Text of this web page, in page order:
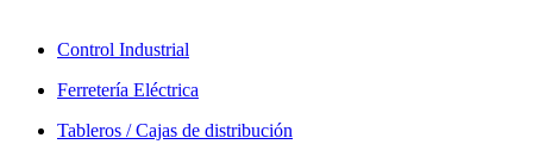
Control Industrial
Ferretería Eléctrica
Tableros / Cajas de distribución